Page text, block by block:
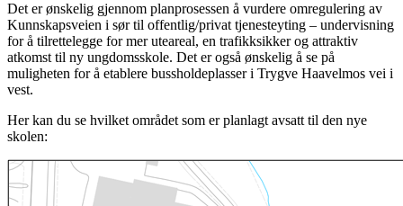
Det er ønskelig gjennom planprosessen å vurdere omregulering av
Kunnskapsveien i sør til offentlig/privat tjenesteyting – undervisning
for å tilrettelegge for mer uteareal, en trafikksikker og attraktiv
atkomst til ny ungdomsskole. Det er også ønskelig å se på
muligheten for å etablere bussholdeplasser i Trygve Haavelmos vei i
vest.
Her kan du se hvilket området som er planlagt avsatt til den nye
skolen: